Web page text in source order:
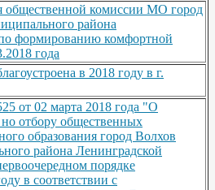
общественной комиссии МО город
района
формированию комфортной
года
в 2018 году в г.
от 02 марта 2018 года "О
отбору общественных
образования город Волхов
района Ленинградской
порядке
в соответствии с